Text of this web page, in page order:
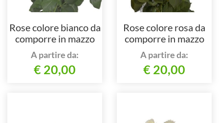
Rose colore bianco da
comporre in mazzo
per numero di steli.
A partire da:
€ 20,00
Rose colore rosa da
comporre in mazzo
per numero di steli.
A partire da:
€ 20,00